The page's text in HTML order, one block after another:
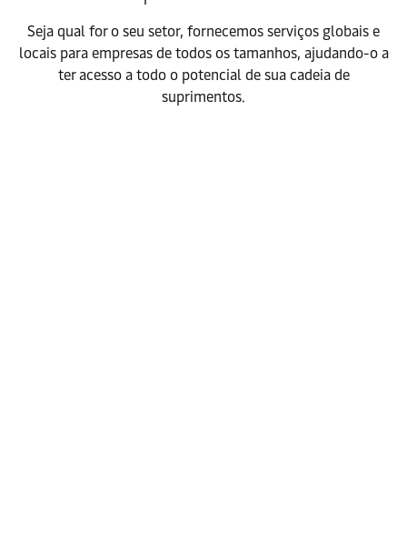
Seja qual for o seu setor, fornecemos serviços globais e
locais para empresas de todos os tamanhos, ajudando-o a
ter acesso a todo o potencial de sua cadeia de
suprimentos.